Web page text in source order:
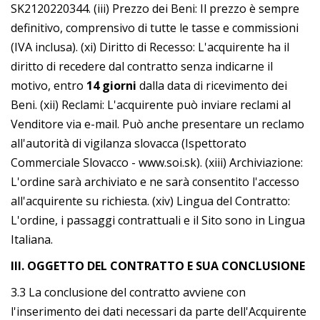
SK2120220344. (iii) Prezzo dei Beni: Il prezzo è sempre
definitivo, comprensivo di tutte le tasse e commissioni
(IVA inclusa). (xi) Diritto di Recesso: L'acquirente ha il
diritto di recedere dal contratto senza indicarne il
motivo, entro 14 giorni dalla data di ricevimento dei
Beni. (xii) Reclami: L'acquirente può inviare reclami al
Venditore via e-mail. Può anche presentare un reclamo
all'autorità di vigilanza slovacca (Ispettorato
Commerciale Slovacco - www.soi.sk). (xiii) Archiviazione:
L'ordine sarà archiviato e ne sarà consentito l'accesso
all'acquirente su richiesta. (xiv) Lingua del Contratto:
L'ordine, i passaggi contrattuali e il Sito sono in Lingua
Italiana.
III. OGGETTO DEL CONTRATTO E SUA CONCLUSIONE
3.3 La conclusione del contratto avviene con
l'inserimento dei dati necessari da parte dell'Acquirente